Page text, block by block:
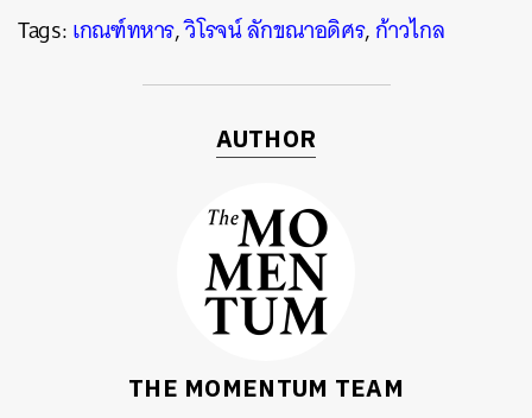
Tags:เกณฑ์ทหาร,วิโรจน์ ลักขณาอดิศร,ก้าวไกล
AUTHOR
THE MOMENTUM TEAM